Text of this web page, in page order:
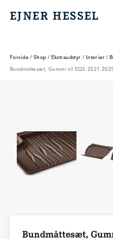
EJNER HESSEL
EJNER HESSEL
Forside / Shop / Ekstraudstyr / Interiør /
Bundmåttesæt, Gummi til EQS 2021-2025
Bundmåttesæt,